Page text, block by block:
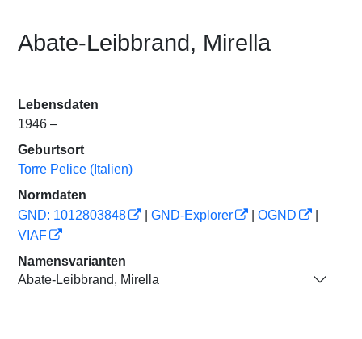
Abate-Leibbrand, Mirella
Lebensdaten
1946 –
Geburtsort
Torre Pelice (Italien)
Normdaten
GND: 1012803848
GND-Explorer OGND
VIAF
Namensvarianten
Abate-Leibbrand, Mirella